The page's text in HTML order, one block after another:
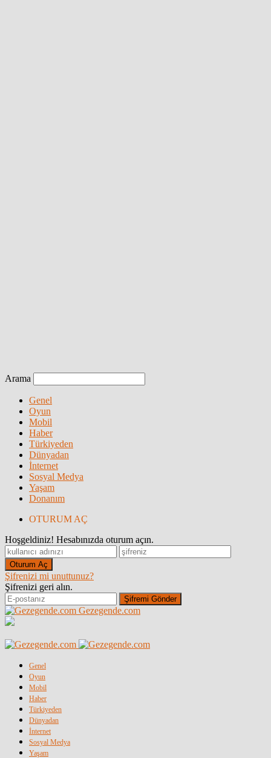
Arama
Genel
Oyun
Mobil
Haber
Türkiyeden
Dünyadan
İnternet
Sosyal Medya
Yaşam
Donanım
OTURUM AÇ
Hoşgeldiniz! Hesabınızda oturum açın.
Şifrenizi mi unuttunuz?
Şifrenizi geri alın.
Gezegende.com
Genel
Oyun
Mobil
Haber
Türkiyeden
Dünyadan
İnternet
Sosyal Medya
Yaşam